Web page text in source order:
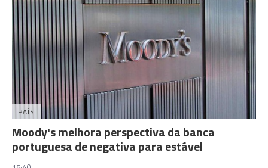
PAÍS
Moody's melhora perspectiva da banca
portuguesa de negativa para estável